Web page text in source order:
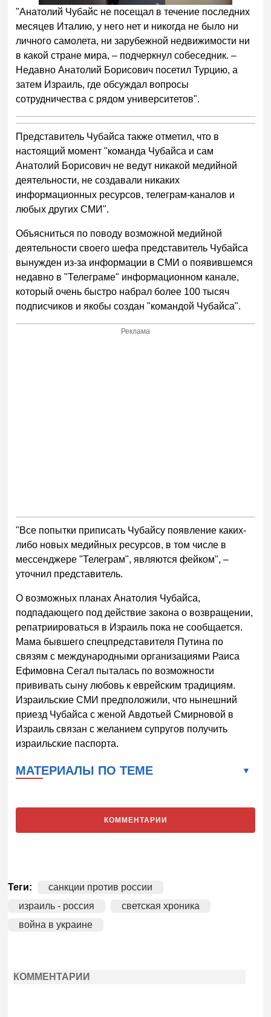
"Анатолий Чубайс не посещал в течение последних
месяцев Италию, у него нет и никогда не было ни
личного самолета, ни зарубежной недвижимости ни
в какой стране мира, – подчеркнул собеседник. –
Недавно Анатолий Борисович посетил Турцию, а
затем Израиль, где обсуждал вопросы
сотрудничества с рядом университетов".
Представитель Чубайса также отметил, что в
настоящий момент "команда Чубайса и сам
Анатолий Борисович не ведут никакой медийной
деятельности, не создавали никаких
информационных ресурсов, телеграм-каналов и
любых других СМИ".
Объясниться по поводу возможной медийной
деятельности своего шефа представитель Чубайса
вынужден из-за информации в СМИ о появившемся
недавно в "Телеграме" информационном канале,
который очень быстро набрал более 100 тысяч
подписчиков и якобы создан "командой Чубайса".
Реклама
"Все попытки приписать Чубайсу появление каких-
либо новых медийных ресурсов, в том числе в
мессенджере "Телеграм", являются фейком", –
уточнил представитель.
О возможных планах Анатолия Чубайса,
подпадающего под действие закона о возвращении,
репатриироваться в Израиль пока не сообщается.
Мама бывшего спецпредставителя Путина по
связям с международными организациями Раиса
Ефимовна Сегал пыталась по возможности
прививать сыну любовь к еврейским традициям.
Израильские СМИ предположили, что нынешний
приезд Чубайса с женой Авдотьей Смирновой в
Израиль связан с желанием супругов получить
израильские паспорта.
МАТЕРИАЛЫ ПО ТЕМЕ
КОММЕНТАРИИ
Теги:
санкции против россии
израиль - россия
светская хроника
война в украине
КОММЕНТАРИИ